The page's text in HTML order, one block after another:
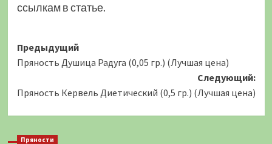
ссылкам в статье.
Навигация
записи
Предыдущий
Пряность Душица Радуга (0,05 гр.) (Лучшая цена)
Следующий:
Пряность Кервель Диетический (0,5 гр.) (Лучшая цена)
Пряности